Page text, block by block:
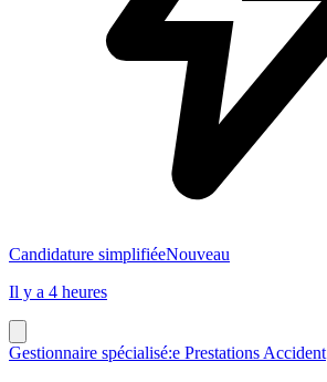
Candidature simplifiéeNouveau
Il y a 4 heures
Gestionnaire spécialisé:e Prestations Accident